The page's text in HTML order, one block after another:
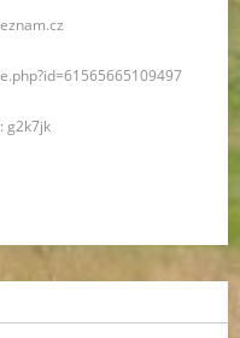
g2k7jk